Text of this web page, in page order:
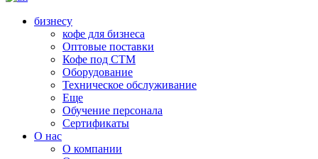
бизнесу
кофе для бизнеса
Оптовые поставки
Кофе под СТМ
Оборудование
Техническое обслуживание
Еще
Обучение персонала
Сертификаты
О нас
O компании